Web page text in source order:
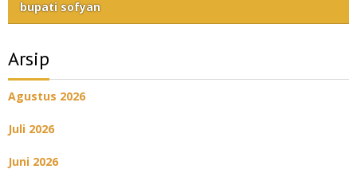
bupati sofyan
Arsip
Agustus 2026
Juli 2026
Juni 2026